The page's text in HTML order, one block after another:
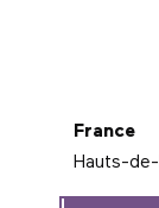
France
Hauts-